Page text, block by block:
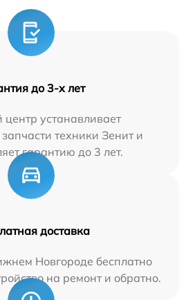
до 3-х лет
устанавливает
техники Зенит и
гарантию до 3 лет.
доставка
Новгороде бесплатно
на ремонт и обратно.